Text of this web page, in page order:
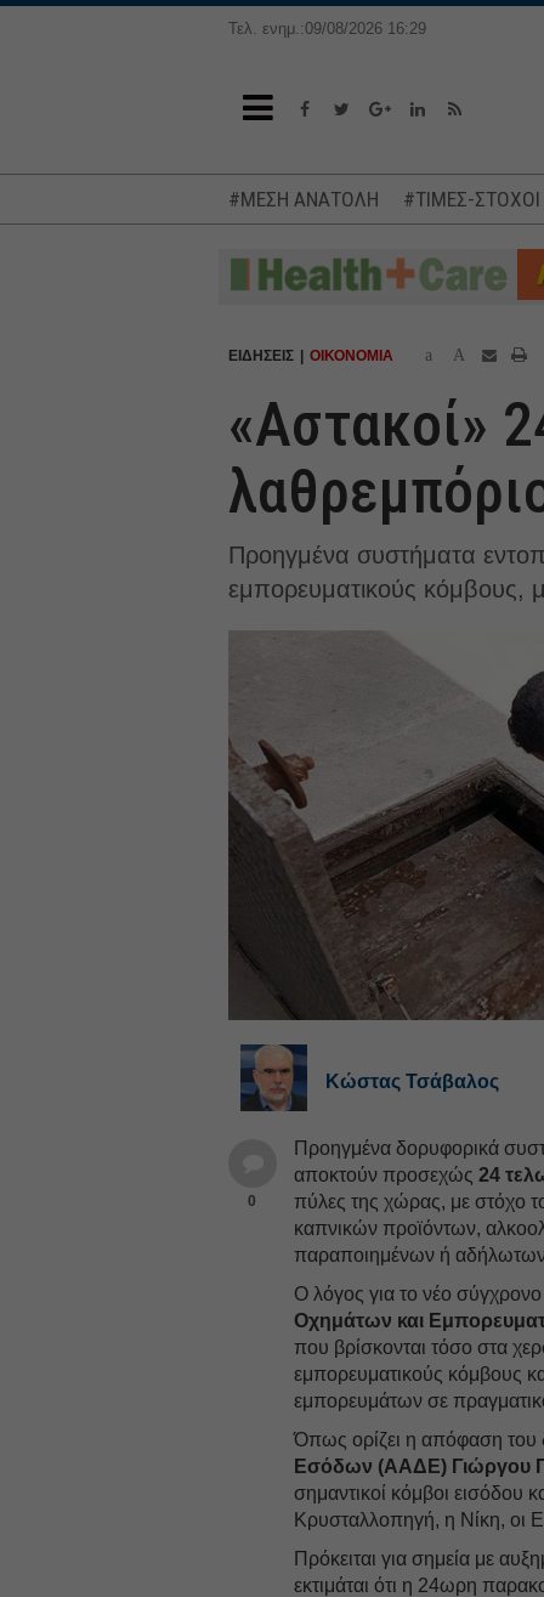
Τελ. ενημ.:09/08/2026 16:29
#ΜΕΣΗ ΑΝΑΤΟΛΗ #ΤΙΜΕΣ-
ΕΙΔΗΣΕΙΣ ΟΙΚΟΝΟΜΙΑ a A
«Αστακοί»
Προηγμένα συστήματα
εμπορευματικούς κόμβους,
Κώστας Τσάβαλος
0
Προηγμένα δορυφορικά
αποκτούν προσεχώς24
πύλες της χώρας, με στόχο
καπνικών προϊόντων,
παραποιημένων ή
Ο λόγος για το νέο
Οχημάτων και
που βρίσκονται τόσο στα
εμπορευματικούς κόμβους
εμπορευμάτων σε
Όπως ορίζει η απόφαση του
Εσόδων (ΑΑΔΕ) Γιώργου
σημαντικοί κόμβοι εισόδου
Κρυσταλλοπηγή, η Νίκη, οι
Πρόκειται για σημεία με
εκτιμάται ότι η 24ωρη